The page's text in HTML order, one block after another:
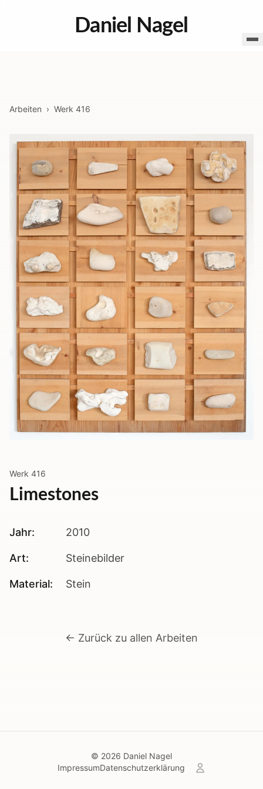
Daniel Nagel
Arbeiten › Werk 416
Werk 416
Limestones
Jahr: 2010
Art: Steinebilder
Material: Stein
← Zurück zu allen Arbeiten
© 2026 Daniel Nagel
ImpressumDatenschutzerklärung